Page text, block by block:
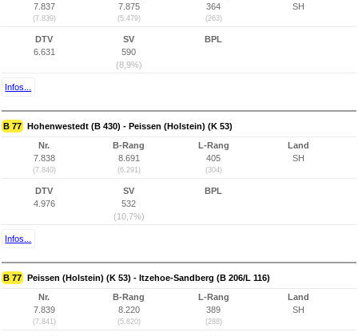
7.837
(7.839)
7.875
(5.479)
364
(263)
SH
DTV
6.631
SV
590
(8,9%)
BPL
Infos...
B 77 Hohenwestedt (B 430) - Peissen (Holstein) (K 53)
Nr.
7.838
(7.840)
B-Rang
8.691
(6.291)
L-Rang
405
(304)
Land
SH
DTV
4.976
SV
532
(10,7%)
BPL
Infos...
B 77 Peissen (Holstein) (K 53) - Itzehoe-Sandberg (B 206/L 116)
Nr.
7.839
(7.841)
B-Rang
8.220
(5.820)
L-Rang
389
(288)
Land
SH